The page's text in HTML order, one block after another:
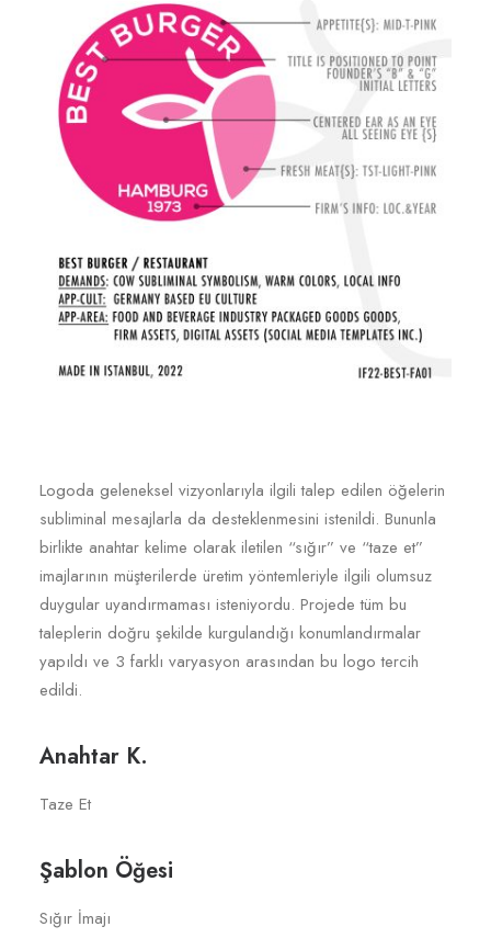
Logoda geleneksel vizyonlarıyla ilgili talep edilen öğelerin
subliminal mesajlarla da desteklenmesini istenildi. Bununla
birlikte anahtar kelime olarak iletilen “sığır” ve “taze et”
imajlarının müşterilerde üretim yöntemleriyle ilgili olumsuz
duygular uyandırmaması isteniyordu. Projede tüm bu
taleplerin doğru şekilde kurgulandığı konumlandırmalar
yapıldı ve 3 farklı varyasyon arasından bu logo tercih
edildi.
Anahtar K.
Taze Et
Şablon Öğesi
Sığır İmajı